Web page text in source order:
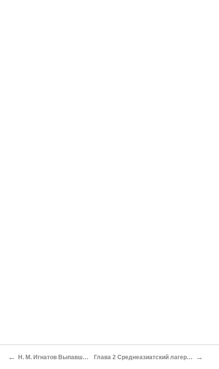
← Н. М. Игнатов Выпавшая доля Глава 2 Среднеазиатский лагерь (Сазлаг) →